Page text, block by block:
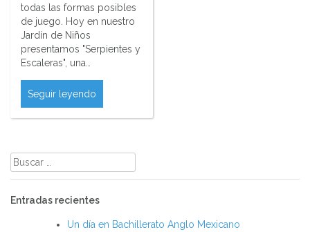
todas las formas posibles
de juego. Hoy en nuestro
Jardín de Niños
presentamos "Serpientes y
Escaleras", una…
Seguir leyendo
Buscar:
Entradas recientes
Un día en Bachillerato Anglo Mexicano